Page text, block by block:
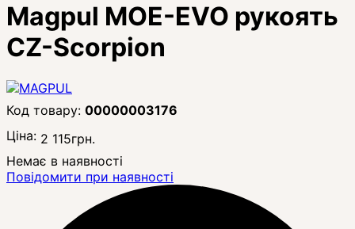
Magpul MOE-EVO рукоять
CZ-Scorpion
00000003176
Ціна: 2 115грн.
Немає в наявності
Повідомити при наявності